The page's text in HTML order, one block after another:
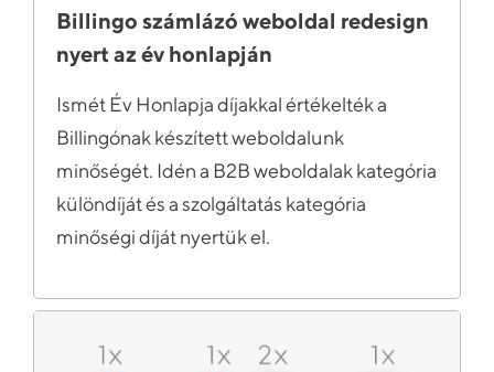
Billingo számlázó weboldal redesign
nyert az év honlapján
Ismét Év Honlapja díjakkal értékelték a
Billingónak készített weboldalunk
minőségét. Idén a B2B weboldalak kategória
különdíját és a szolgáltatás kategória
minőségi díját nyertük el.